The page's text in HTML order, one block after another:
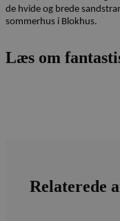
de hvide og brede
sommerhus i Blokhus.
Læs om
Relaterede